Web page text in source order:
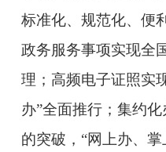
标准化、规范化、便
政务服务事项实现全
理；高频电子证照实
办”全面推行；集约
的突破，“网上办、